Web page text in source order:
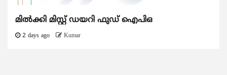
മിൽക്കി മിസ്റ്റ് ഡയറി ഫുഡ് ഐപിഒ
2 days ago Kumar